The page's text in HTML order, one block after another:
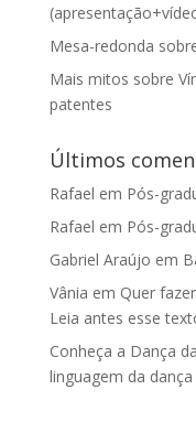
Mesa-redonda
Mais mitos sobre
patentes
Últimos
Rafael em Pós-
Rafael em Pós-
Gabriel Araújo em
Vânia em Quer
Leia antes esse
Conheça a Dança
linguagem da